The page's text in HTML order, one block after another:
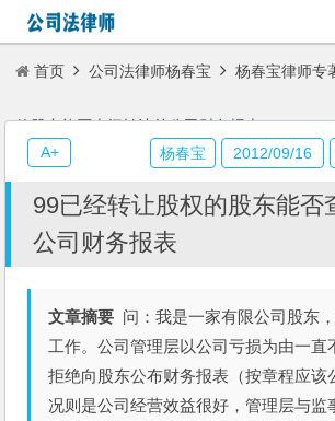
首页 公司法律师杨春宝 杨春宝律师专
的股东能否查阅转让前公司财务报表
99已经转让股权的股东能否
公司财务报表
文章摘要 问：我是一家有限公司股东
工作。公司管理层以公司亏损为由一直
拒绝向股东公布财务报表（按章程应该
况则是公司经营效益很好，管理层与监
杨春宝 2012/09/16
A+